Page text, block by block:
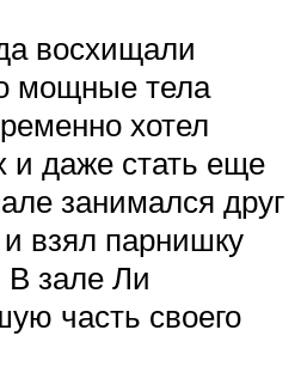
восхищали
мощные тела
хотел
и даже стать еще
занимался друг
взял парнишку
В зале Ли
часть своего